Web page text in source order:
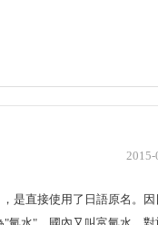
2015-
是直接使用了日語原名。